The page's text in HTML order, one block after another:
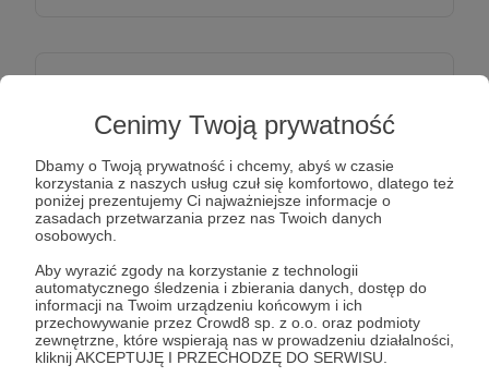
Cenimy Twoją prywatność
Dbamy o Twoją prywatność i chcemy, abyś w czasie
korzystania z naszych usług czuł się komfortowo, dlatego też
poniżej prezentujemy Ci najważniejsze informacje o
zasadach przetwarzania przez nas Twoich danych
osobowych.
Aby wyrazić zgody na korzystanie z technologii
automatycznego śledzenia i zbierania danych, dostęp do
informacji na Twoim urządzeniu końcowym i ich
przechowywanie przez Crowd8 sp. z o.o. oraz podmioty
zewnętrzne, które wspierają nas w prowadzeniu działalności,
kliknij AKCEPTUJĘ I PRZECHODZĘ DO SERWISU.
100 zł
To niesamowite!
warto zmieniać świat na lepsze. Udowadniasz, że
to co robimy ma sens i że warto pomagać innym.
Pamiętasz pewnie, jak mecenasi wspierali rozwijać
sztukę czy literaturę, dziś Ty możesz zyskać to